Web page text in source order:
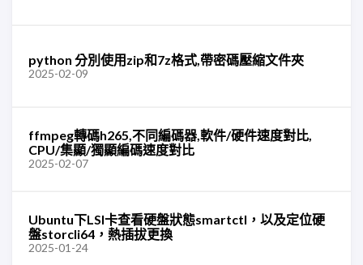
python 分別使用zip和7z格式,帶密碼壓縮文件夾
2025-02-09
ffmpeg轉碼h265,不同編碼器,軟件/硬件速度對比,
CPU/集顯/獨顯編碼速度對比
2025-02-07
Ubuntu下LSI卡查看硬盤狀態smartctl，以及定位硬
盤storcli64，熱插拔更換
2025-01-24